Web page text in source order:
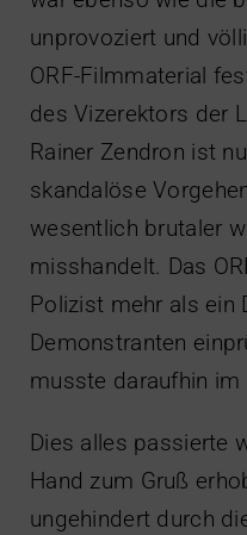
unprovoziert und
ORF-Filmmaterial
des Vizerektors der
Rainer Zendron ist
skandalöse
wesentlich brutaler
misshandelt. Das
Polizist mehr als ein
Demonstranten
musste daraufhin im
Dies alles passierte
Hand zum Gruß
ungehindert durch